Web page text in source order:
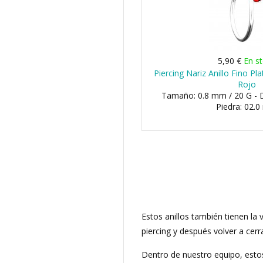
5,90 € En
Piercing Nariz Anillo Fino
Rojo
Tamaño: 0.8 mm / 20 G -
Piedra:
Estos anillos también tienen la
piercing y después volver a
Dentro de nuestro equipo,